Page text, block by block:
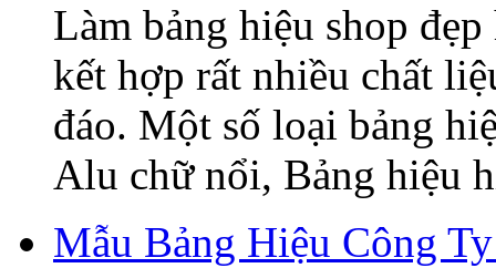
Làm bảng hiệu shop
kết hợp rất nhiều chất
đáo. Một số loại bảng
Alu chữ nổi, Bảng hiệu
Mẫu Bảng Hiệu Công